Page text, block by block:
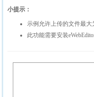
小提示：
示例允许上传的文件最大
此功能需要安装